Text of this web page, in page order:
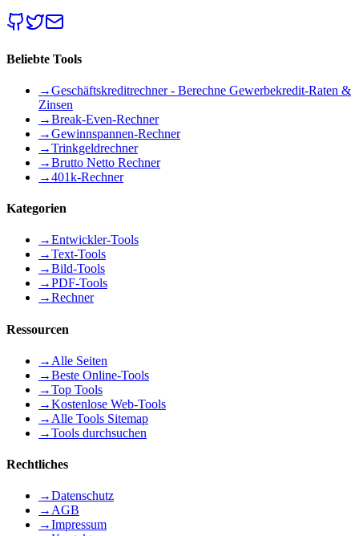
Beliebte Tools
→Geschäftskreditrechner - Berechne Gewerbekredit-Raten &
Zinsen
→Break-Even-Rechner
→Gewinnspannen-Rechner
→Trinkgeldrechner
→Brutto Netto Rechner
→401k-Rechner
Kategorien
→Entwickler-Tools
→Text-Tools
→Bild-Tools
→PDF-Tools
→Rechner
Ressourcen
→ Alle Seiten
→Beste Online-Tools
→Top Tools
→Kostenlose Web-Tools
→ Alle Tools Sitemap
→Tools durchsuchen
Rechtliches
→Datenschutz
→AGB
→Impressum